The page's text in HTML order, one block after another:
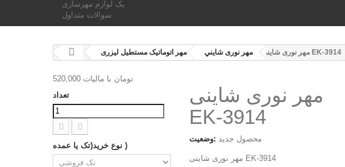
پک لوازم مهرسازی
سوالات متداول
مهر اتوماتیک مستطیل لیزری مهر نوری شايني مهر نوری شاینی EK-3914
مهر نوری شاینی
EK-3914
وضعیت: محصول جدید
مهر نوری شاینی EK-3914
520,000 تومان با ماليات
تعداد
نوع خرید(تک یا عمده )